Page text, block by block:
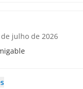
julho de 2026